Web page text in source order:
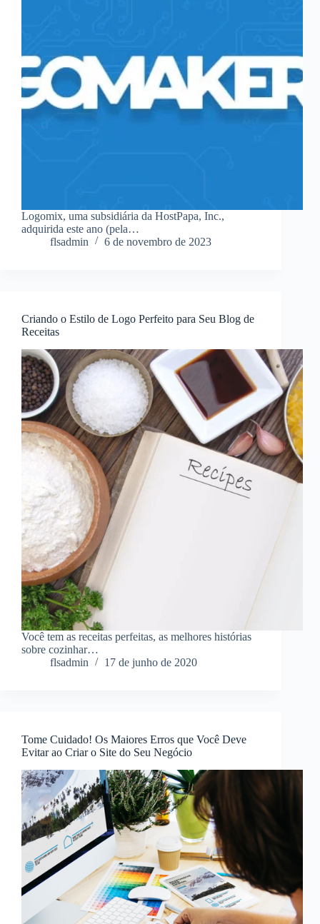
Logomix, uma subsidiária da HostPapa, Inc.,
adquirida este ano (pela…
flsadmin
6 de novembro de 2023
Criando o Estilo de Logo Perfeito para Seu Blog de
Receitas
Você tem as receitas perfeitas, as melhores histórias
sobre cozinhar…
flsadmin
17 de junho de 2020
Tome Cuidado! Os Maiores Erros que Você Deve
Evitar ao Criar o Site do Seu Negócio